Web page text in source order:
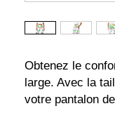
Obtenez le
large. Avec la
votre pantalon